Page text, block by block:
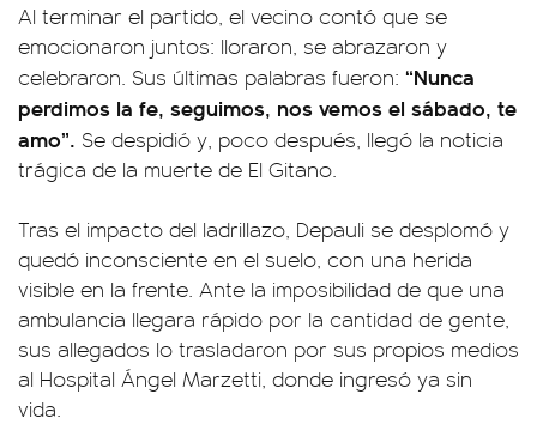
Al terminar el partido, el vecino contó que se
emocionaron juntos: lloraron, se abrazaron y
celebraron. Sus últimas palabras fueron: “Nunca
perdimos la fe, seguimos, nos vemos el sábado, te
amo”. Se despidió y, poco después, llegó la noticia
trágica de la muerte de El Gitano.
Tras el impacto del ladrillazo, Depauli se desplomó y
quedó inconsciente en el suelo, con una herida
visible en la frente. Ante la imposibilidad de que una
ambulancia llegara rápido por la cantidad de gente,
sus allegados lo trasladaron por sus propios medios
al Hospital Ángel Marzetti, donde ingresó ya sin
vida.